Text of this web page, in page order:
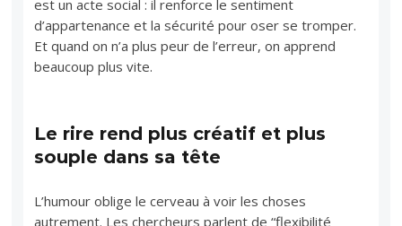
est un acte social : il renforce le sentiment
d’appartenance et la sécurité pour oser se tromper.
Et quand on n’a plus peur de l’erreur, on apprend
beaucoup plus vite.
Le rire rend plus créatif et plus
souple dans sa tête
L’humour oblige le cerveau à voir les choses
autrement. Les chercheurs parlent de “flexibilité